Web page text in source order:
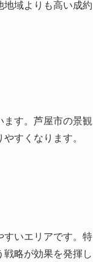
地域よりも高い成約
ます。芦屋市の景観
すくなります。
すいエリアです。特
略が効果を発揮し